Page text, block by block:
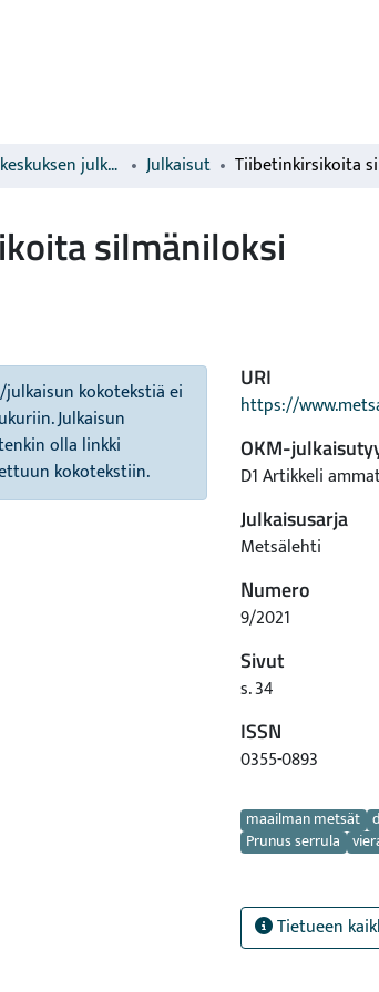
Luonnonvarakeskuksen julkaisut Julkaisut Tiibetinkirsikoita
silmäniloksi
kokotekstiä ei
Julkaisun
olla linkki
kokotekstiin.
URI
https://
OKM-
D1 Artikkeli
Julkaisusarja
Metsälehti
Numero
9/2021
Sivut
s. 34
ISSN
0355-0893
Avainsanat
maailman metsät
Prunus serrula
Tietueen